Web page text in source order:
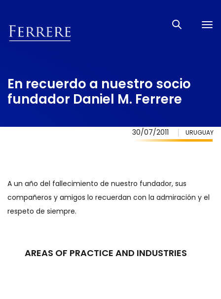
En recuerdo a nuestro socio
fundador Daniel M. Ferrere
30/07/2011 URUGUAY
A un año del fallecimiento de nuestro fundador, sus
compañeros y amigos lo recuerdan con la admiración y el
respeto de siempre.
AREAS OF PRACTICE AND INDUSTRIES